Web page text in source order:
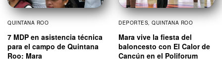
QUINTANA ROO
7 MDP en asistencia técnica
para el campo de Quintana
Roo: Mara
DEPORTES, QUINTANA ROO
Mara vive la fiesta del
baloncesto con El Calor de
Cancún en el Poliforum